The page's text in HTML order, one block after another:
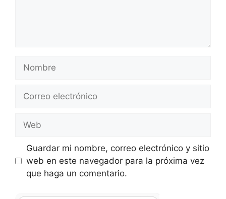
Nombre
Correo
Web
Guardar mi nombre, correo electrónico y sitio
web en este navegador para la próxima vez
que haga un comentario.